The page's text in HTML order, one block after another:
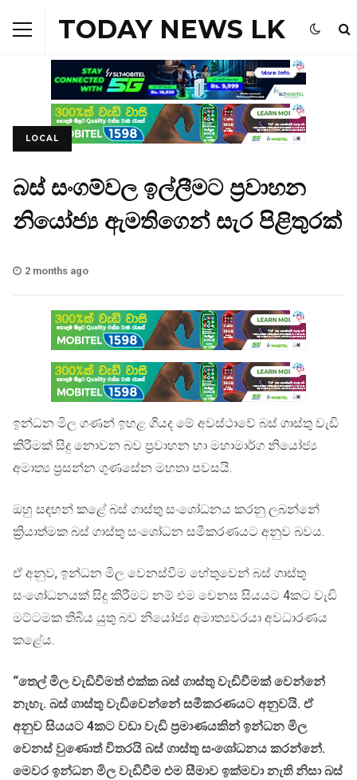
TODAY NEWS LK
LOCAL
බස් සංගම්වල ඉල්ලීමට ප්‍රවාහන
නියෝජ්‍ය ඇමතිගෙන් සැර පිළිතුරක්
2 months ago
ඉන්ධන මිල ගණන් ඉහළ ගියද මේ අවස්ථාවේ බස් ගාස්තු වැඩි
කිරීමක් සිදු නොවන බව ප්‍රවාහන හා මහාමාර්ග නියෝජ්‍ය
අමාත්‍ය ප්‍රසන්න ගුණසේන මහතා පවසයි.
ඔහු සඳහන් කළේ බස් ගාස්තු සංශෝධනය කරනු ලබන්නේ
ක්‍රියාත්මක බස් ගාස්තු සංශෝධන සමීකරණයට අනුව බවය.
ඒ අනුව, ඉන්ධන මිල වෙනස්වීම හේතුවෙන් බස් ගාස්තු
සංශෝධනයක් සිදු කිරීමට නම් එම වෙනස සියයට 4කට වැඩි
මට්ටමක තිබිය යුතු බව නියෝජ්‍ය අමාත්‍යවරයා අවධාරණය
කළේය.
“තෙල් මිල වැඩිවීමත් එක්ක බස් ගාස්තු වැඩිවීමක් වෙන්නේ
නැහැ. බස් ගාස්තු වැඩිවෙන්නේ සමීකරණයට අනුවයි. ඒ
අනුව සියයට 4කට වඩා වැඩි ප්‍රමාණයකින් ඉන්ධන මිල
වෙනස් වුණොත් විතරයි බස් ගාස්තු සංශෝධනය කරන්නේ.
මෙවර ඉන්ධන මිල වැඩිවීම එම සීමාව ඉක්මවා නැති නිසා බස්